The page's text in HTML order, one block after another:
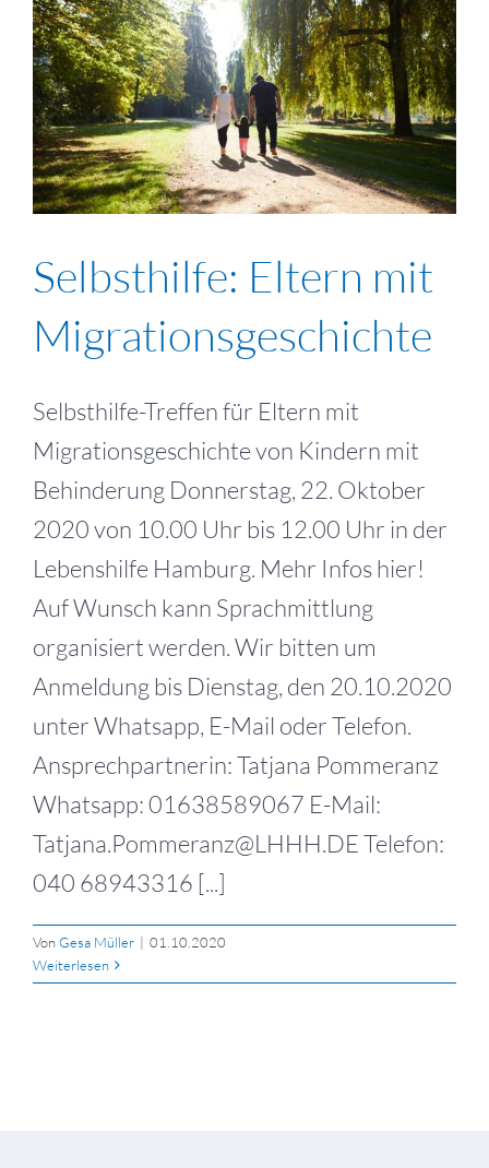
Selbsthilfe: Eltern mit
Migrationsgeschichte
Selbsthilfe-Treffen für Eltern mit
Migrationsgeschichte von Kindern mit
Behinderung Donnerstag, 22. Oktober
2020 von 10.00 Uhr bis 12.00 Uhr in der
Lebenshilfe Hamburg. Mehr Infos hier!
Auf Wunsch kann Sprachmittlung
organisiert werden. Wir bitten um
Anmeldung bis Dienstag, den 20.10.2020
unter Whatsapp, E-Mail oder Telefon.
Ansprechpartnerin: Tatjana Pommeranz
Whatsapp: 01638589067 E-Mail:
Tatjana.Pommeranz@LHHH.DE Telefon:
040 68943316 [...]
VonGesa Müller | 01.10.2020
Weiterlesen